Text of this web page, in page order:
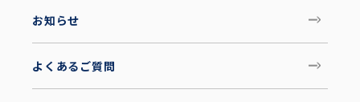
お知らせ
よくあるご質問